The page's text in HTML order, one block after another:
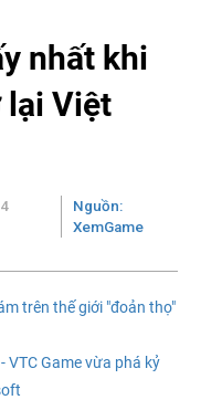
nhất khi
lại Việt
Nguồn:
XemGame
trên thế giới "đoản thọ"
VTC Game vừa phá kỷ